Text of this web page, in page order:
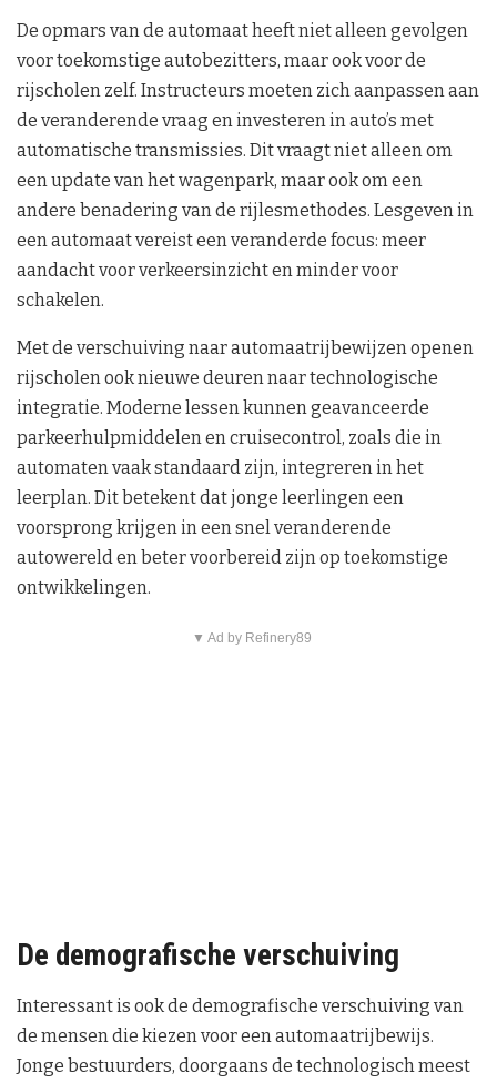
De opmars van de automaat heeft niet alleen gevolgen
voor toekomstige autobezitters, maar ook voor de
rijscholen zelf. Instructeurs moeten zich aanpassen aan
de veranderende vraag en investeren in auto’s met
automatische transmissies. Dit vraagt niet alleen om
een update van het wagenpark, maar ook om een
andere benadering van de rijlesmethodes. Lesgeven in
een automaat vereist een veranderde focus: meer
aandacht voor verkeersinzicht en minder voor
schakelen.
Met de verschuiving naar automaatrijbewijzen openen
rijscholen ook nieuwe deuren naar technologische
integratie. Moderne lessen kunnen geavanceerde
parkeerhulpmiddelen en cruisecontrol, zoals die in
automaten vaak standaard zijn, integreren in het
leerplan. Dit betekent dat jonge leerlingen een
voorsprong krijgen in een snel veranderende
autowereld en beter voorbereid zijn op toekomstige
ontwikkelingen.
▼ Ad by Refinery89
De demografische verschuiving
Interessant is ook de demografische verschuiving van
de mensen die kiezen voor een automaatrijbewijs.
Jonge bestuurders, doorgaans de technologisch meest